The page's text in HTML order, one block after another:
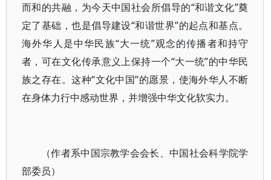
而和的共融，为今天中国社会所倡导的“和谐文化”奠
定了基础，也是倡导建设“和谐世界”的起点和基点。
海外华人是中华民族“大一统”观念的传播者和持守
者，可在文化传承意义上保持一个“大一统”的中华民
族之存在。这种“文化中国”的愿景，使海外华人不断
在身体力行中感动世界，并增强中华文化软实力。
（作者系中国宗教学会会长、中国社会科学院学
部委员）